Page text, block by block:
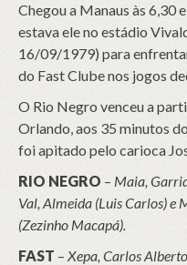
Chegou a Manaus às 6,30
estava ele no estádio
16/09/1979) para
do Fast Clube nos jogos
O Rio Negro venceu a
Orlando, aos 35 minutos
foi apitado pelo carioca
RIO NEGRO – Maia,
Val, Almeida (Luis Carlos) e
(Zezinho Macapá).
FAST – Xepa, Carlos